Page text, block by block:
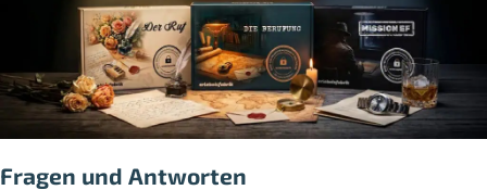
Fragen und Antworten